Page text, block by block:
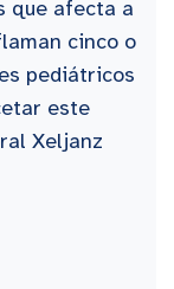
que afecta a
cinco o
pediátricos
este
Xeljanz